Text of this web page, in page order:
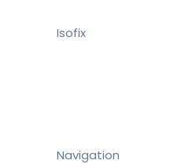
Isofix
Navigation